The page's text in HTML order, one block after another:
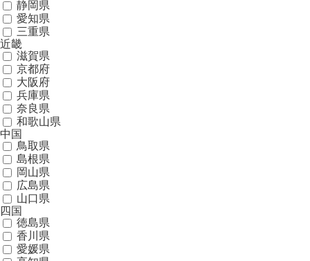
静岡県
愛知県
三重県
近畿
滋賀県
京都府
大阪府
兵庫県
奈良県
和歌山県
中国
鳥取県
島根県
岡山県
広島県
山口県
四国
徳島県
香川県
愛媛県